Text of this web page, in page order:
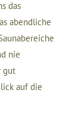
das
abendliche
nie
gut
auf die